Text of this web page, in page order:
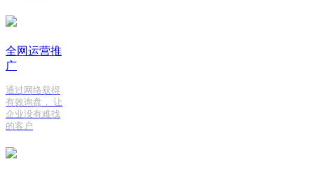
全网运营推
广
通过网络获得
有效询盘， 让
企业没有难找
的客户